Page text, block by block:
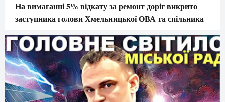
На вимаганні 5% відкату за ремонт доріг викрито
заступника голови Хмельницької ОВА та спільника